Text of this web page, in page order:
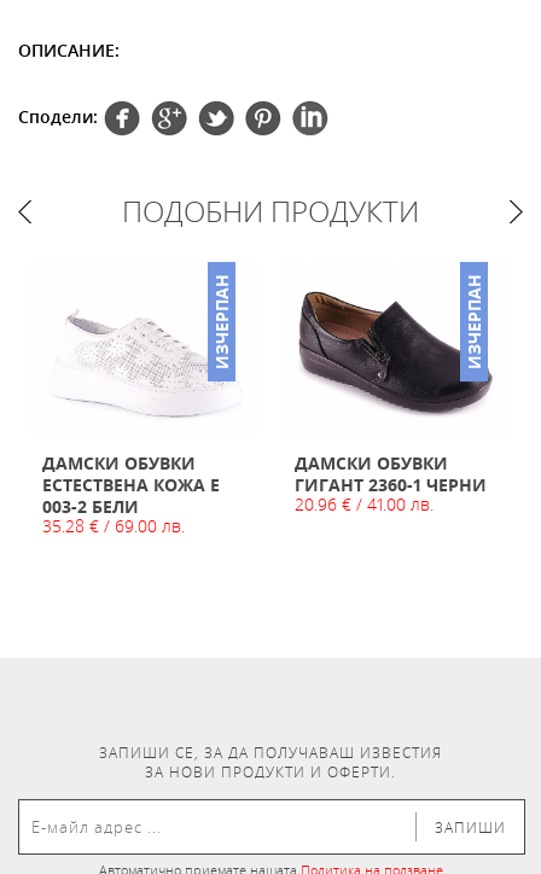
ОПИСАНИЕ:
Сподели:
ПОДОБНИ ПРОДУКТИ
ИЗЧЕРПАН
ДАМСКИ ОБУВКИ
ЕСТЕСТВЕНА КОЖА E
003-2 БЕЛИ
35.28 € / 69.00 лв.
ИЗЧЕРПАН
ДАМСКИ ОБУВКИ
ГИГАНТ 2360-1 ЧЕРНИ
20.96 € / 41.00 лв.
ЗАПИШИ СЕ, ЗА ДА ПОЛУЧАВАШ ИЗВЕСТИЯ
ЗА НОВИ ПРОДУКТИ И ОФЕРТИ.
ЗАПИШИ
Автоматично приемате нашата Политика на ползване